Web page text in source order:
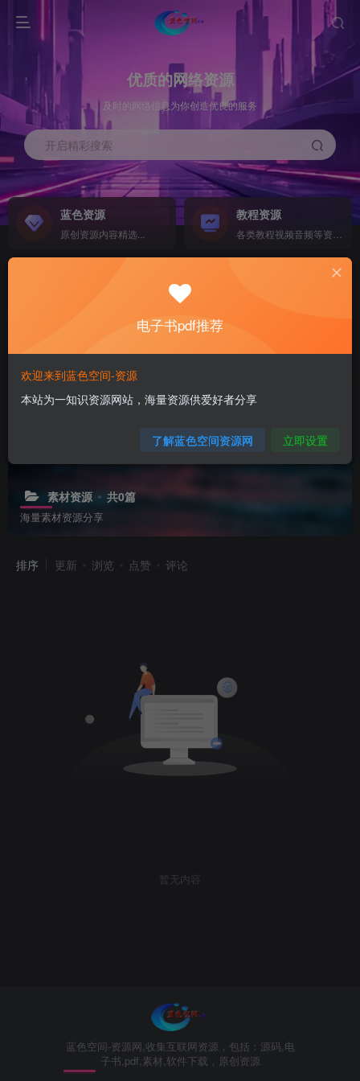
优质的网络资源
及时的网络信息为你创造优良的服务
开启精彩搜索
蓝色资源
原创资源内容精选...
教程资源
计算机 移动设备 软件下载....
电子书籍下载...
素材资源 共0篇
海量素材资源分享
排序 更新 浏览 点赞 评论
暂无内容
蓝色空间-资源网,收集互联网资源，包括：源码,电
子书,pdf,素材,软件下载，原创资源
电子书pdf推荐
欢迎来到蓝色空间-资源
本站为一知识资源网站，海量资源供爱好者分享
了解蓝色空间资源网 立即设置